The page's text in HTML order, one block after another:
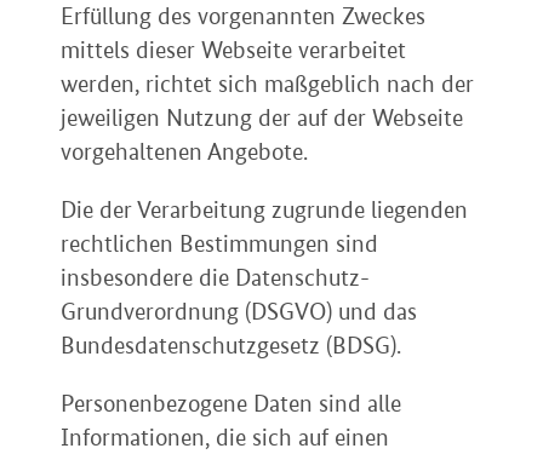
Erfüllung des vorgenannten Zweckes
mittels dieser Webseite verarbeitet
werden, richtet sich maßgeblich nach der
jeweiligen Nutzung der auf der Webseite
vorgehaltenen Angebote.
Die der Verarbeitung zugrunde liegenden
rechtlichen Bestimmungen sind
insbesondere die Datenschutz-
Grundverordnung (DSGVO) und das
Bundesdatenschutzgesetz (BDSG).
Personenbezogene Daten sind alle
Informationen, die sich auf einen